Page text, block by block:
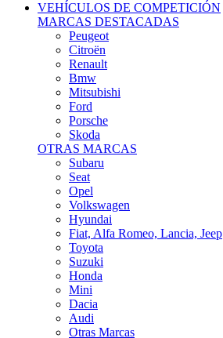
VEHÍCULOS DE COMPETICIÓN
MARCAS DESTACADAS
Peugeot
Citroën
Renault
Bmw
Mitsubishi
Ford
Porsche
Skoda
OTRAS MARCAS
Subaru
Seat
Opel
Volkswagen
Hyundai
Fiat, Alfa Romeo, Lancia, Jeep
Toyota
Suzuki
Honda
Mini
Dacia
Audi
Otras Marcas